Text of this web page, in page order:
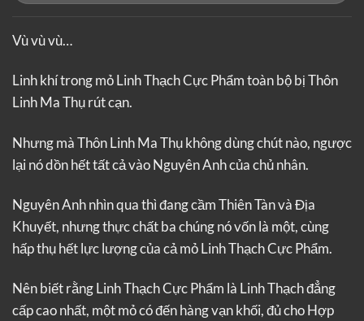
Vù vù vù…
Linh khí trong mỏ Linh Thạch Cực Phẩm toàn bộ bị Thôn
Linh Ma Thụ rút cạn.
Nhưng mà Thôn Linh Ma Thụ không dùng chút nào, ngược
lại nó dồn hết tất cả vào Nguyên Anh của chủ nhân.
Nguyên Anh nhìn qua thì đang cầm Thiên Tàn và Địa
Khuyết, nhưng thực chất ba chúng nó vốn là một, cùng
hấp thụ hết lực lượng của cả mỏ Linh Thạch Cực Phẩm.
Nên biết rằng Linh Thạch Cực Phẩm là Linh Thạch đẳng
cấp cao nhất, một mỏ có đến hàng vạn khối, đủ cho Hợp